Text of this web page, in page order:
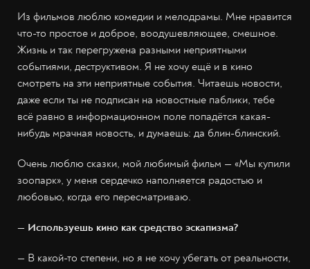
Из фильмов люблю комедии и мелодрамы. Мне нравится
что-то простое и доброе, воодушевляющее, смешное.
Жизнь и так перегружена разными неприятными
событиями, деструктивом. Я не хочу ещё и в кино
смотреть на эти неприятные события. Читаешь новости,
даже если ты не подписан на новостные паблики, тебе
всё равно в информационном поле попадётся какая-
нибудь мрачная новость, и думаешь: да блин-блинский.
Очень люблю сказки, мой любимый фильм — «Мы купили
зоопарк», у меня сердечко наполняется радостью и
любовью, когда его пересматриваю.
— Используешь кино как средство эскапизма?
— В какой-то степени, но я не хочу убегать от реальности,